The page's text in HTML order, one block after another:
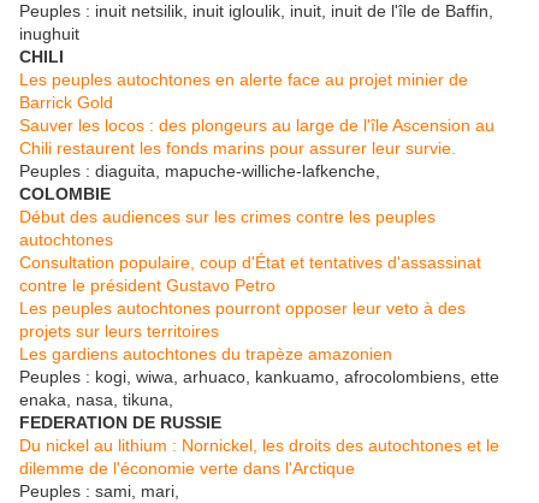
Peuples : inuit netsilik, inuit igloulik, inuit, inuit de l'île de Baffin,
inughuit
CHILI
Les peuples autochtones en alerte face au projet minier de
Barrick Gold
Sauver les locos : des plongeurs au large de l'île Ascension au
Chili restaurent les fonds marins pour assurer leur survie.
Peuples : diaguita, mapuche-williche-lafkenche,
COLOMBIE
Début des audiences sur les crimes contre les peuples
autochtones
Consultation populaire, coup d'État et tentatives d'assassinat
contre le président Gustavo Petro
Les peuples autochtones pourront opposer leur veto à des
projets sur leurs territoires
Les gardiens autochtones du trapèze amazonien
Peuples : kogi, wiwa, arhuaco, kankuamo, afrocolombiens, ette
enaka, nasa, tikuna,
FEDERATION DE RUSSIE
Du nickel au lithium : Nornickel, les droits des autochtones et le
dilemme de l'économie verte dans l'Arctique
Peuples : sami, mari,